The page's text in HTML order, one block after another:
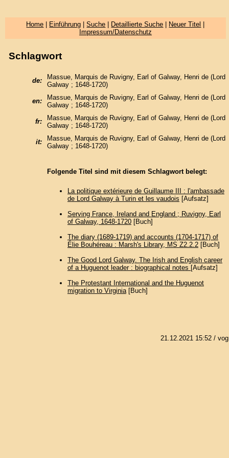
Home Einführung |Suche Detaillierte Suche Neuer Titel
Impressum/Datenschutz
Schlagwort
de:
Massue, Marquis de Ruvigny, Earl of Galway, Henri de (Lord
Galway ; 1648-1720)
en:
Massue, Marquis de Ruvigny, Earl of Galway, Henri de (Lord
Galway ; 1648-1720)
fr:
Massue, Marquis de Ruvigny, Earl of Galway, Henri de (Lord
Galway ; 1648-1720)
it:
Massue, Marquis de Ruvigny, Earl of Galway, Henri de (Lord
Galway ; 1648-1720)
Folgende Titel sind mit diesem Schlagwort belegt:
La politique extérieure de Guillaume III : l'ambassade
de Lord Galway à Turin et les vaudois [Aufsatz]
Serving France, Ireland and England ; Ruvigny, Earl
of Galway, 1648-1720[Buch]
The diary (1689-1719) and accounts (1704-1717) of
Élie Bouhéreau : Marsh's Library, MS Z2.2.2[Buch]
The Good Lord Galway. The Irish and English career
of a Huguenot leader : biographical notes [Aufsatz]
The Protestant International and the Huguenot
migration to Virginia[Buch]
21.12.2021 15:52/ vog